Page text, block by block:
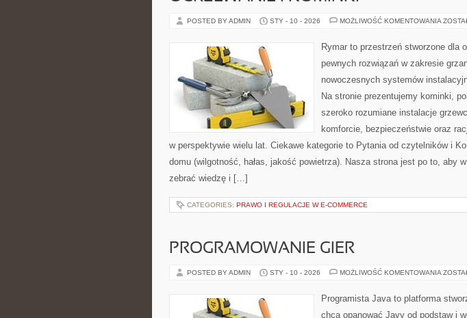
POSTED BY ADMIN STY - 10 - 2026 MOŻLIWOŚĆ KOMENTOWANIA
Rymar to przestrzeń stworzone dla
pewnych rozwiązań w zakresie
nowoczesnych systemów
Na stronie prezentujemy kominki,
szeroko rozumiane instalacje
komforcie, bezpieczeństwie oraz
w perspektywie wielu lat. Ciekawe kategorie to Pytania od czytelników i
domu (wilgotność, hałas, jakość powietrza). Nasza strona jest po to, aby
zebrać wiedzę i […]
CATEGORIES: PRAWO I REGULACJE W E-COMMERCE
PROGRAMOWANIE GIER
POSTED BY ADMIN STY - 10 - 2026 MOŻLIWOŚĆ KOMENTOWANIA
Programista Java to platforma
chcą opanować Javy od podstaw i